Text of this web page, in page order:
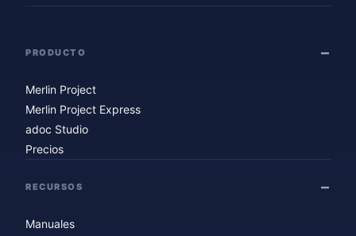
PRODUCTO
Merlin Project
Merlin Project Express
adoc Studio
Precios
RECURSOS
Manuales